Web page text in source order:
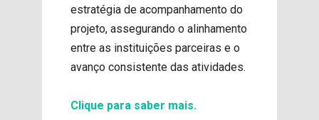
estratégia de acompanhamento do
projeto, assegurando o alinhamento
entre as instituições parceiras e o
avanço consistente das atividades.
Clique para saber mais.